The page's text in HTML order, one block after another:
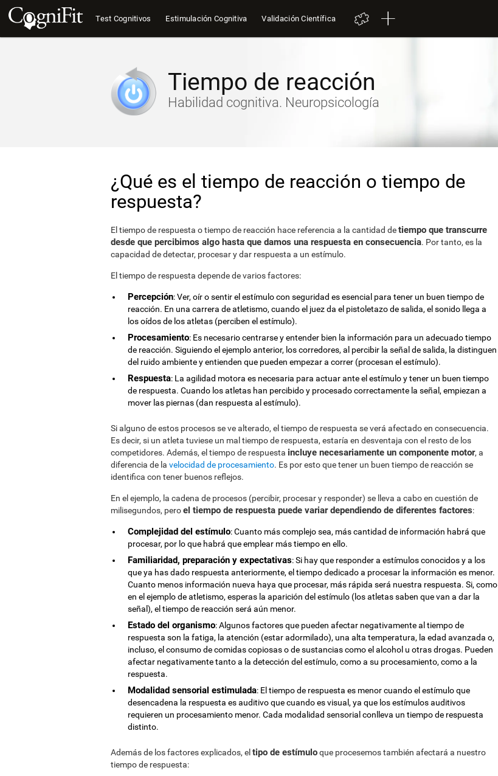
Test Cognitivos Estimulación Cognitiva Validación Científica
Tiempo de reacción
Habilidad cognitiva. Neuropsicología
¿Qué es el tiempo de reacción o tiempo de
respuesta?
El tiempo de respuesta o tiempo de reacción hace referencia a la cantidad detiempo que transcurre
desde que percibimos algo hasta que damos una respuesta en consecuencia. Por tanto, es la
capacidad de detectar, procesar y dar respuesta a un estímulo.
El tiempo de respuesta depende de varios factores:
Percepción: Ver, oír o sentir el estímulo con seguridad es esencial para tener un buen tiempo de
reacción. En una carrera de atletismo, cuando el juez da el pistoletazo de salida, el sonido llega a
los oídos de los atletas (perciben el estímulo).
Procesamiento: Es necesario centrarse y entender bien la información para un adecuado tiempo
de reacción. Siguiendo el ejemplo anterior, los corredores, al percibir la señal de salida, la distinguen
del ruido ambiente y entienden que pueden empezar a correr (procesan el estímulo).
Respuesta: La agilidad motora es necesaria para actuar ante el estímulo y tener un buen tiempo
de respuesta. Cuando los atletas han percibido y procesado correctamente la señal, empiezan a
mover las piernas (dan respuesta al estímulo).
Si alguno de estos procesos se ve alterado, el tiempo de respuesta se verá afectado en consecuencia.
Es decir, si un atleta tuviese un mal tiempo de respuesta, estaría en desventaja con el resto de los
competidores. Además, el tiempo de respuesta incluye necesariamente un componente motor, a
diferencia de la velocidad de procesamiento. Es por esto que tener un buen tiempo de reacción se
identifica con tener buenos reflejos.
En el ejemplo, la cadena de procesos (percibir, procesar y responder) se lleva a cabo en cuestión de
milisegundos, peroel tiempo de respuesta puede variar dependiendo de diferentes factores:
Complejidad del estímulo: Cuanto más complejo sea, más cantidad de información habrá que
procesar, por lo que habrá que emplear más tiempo en ello.
Familiaridad, preparación y expectativas: Si hay que responder a estímulos conocidos y a los
que ya has dado respuesta anteriormente, el tiempo dedicado a procesar la información es menor.
Cuanto menos información nueva haya que procesar, más rápida será nuestra respuesta. Si, como
en el ejemplo de atletismo, esperas la aparición del estímulo (los atletas saben que van a dar la
señal), el tiempo de reacción será aún menor.
Estado del organismo: Algunos factores que pueden afectar negativamente al tiempo de
respuesta son la fatiga, la atención (estar adormilado), una alta temperatura, la edad avanzada o,
incluso, el consumo de comidas copiosas o de sustancias como el alcohol u otras drogas. Pueden
afectar negativamente tanto a la detección del estímulo, como a su procesamiento, como a la
respuesta.
Modalidad sensorial estimulada: El tiempo de respuesta es menor cuando el estímulo que
desencadena la respuesta es auditivo que cuando es visual, ya que los estímulos auditivos
requieren un procesamiento menor. Cada modalidad sensorial conlleva un tiempo de respuesta
distinto.
Además de los factores explicados, el tipo de estímuloque procesemos también afectará a nuestro
tiempo de respuesta: